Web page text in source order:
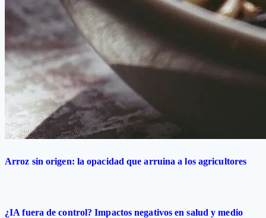
Arroz sin origen: la opacidad que arruina a los agricultores
¿IA fuera de control? Impactos negativos en salud y medio